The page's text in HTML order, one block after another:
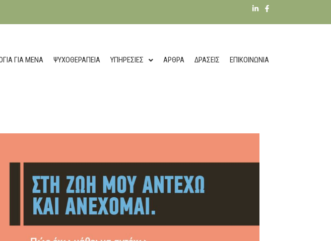
ΓΙΑ ΜΈΝΑ ΨΥΧΟΘΕΡΑΠΕΊΑ ΥΠΗΡΕΣΊΕΣ ΆΡΘΡΑ ΔΡΆΣΕΙΣ ΕΠΙΚΟΙΝΩΝΊΑ